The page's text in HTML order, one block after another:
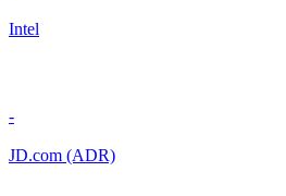
Intel
-
JD.com (ADR)